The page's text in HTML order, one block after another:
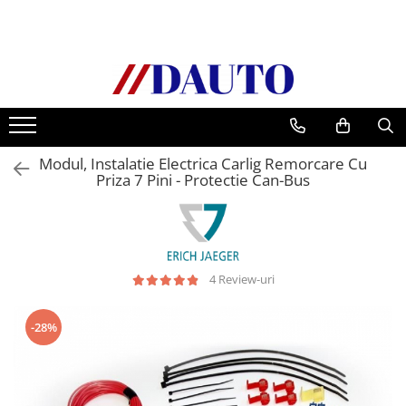
Bullbare, Suporti lumini camioane
Accesorii inox
DAF
CF Euro 6
Ford
Iveco
Modul, Instalatie Electrica Carlig Remorcare Cu
Priza 7 Pini - Protectie Can-Bus
4 Review-uri
-28%